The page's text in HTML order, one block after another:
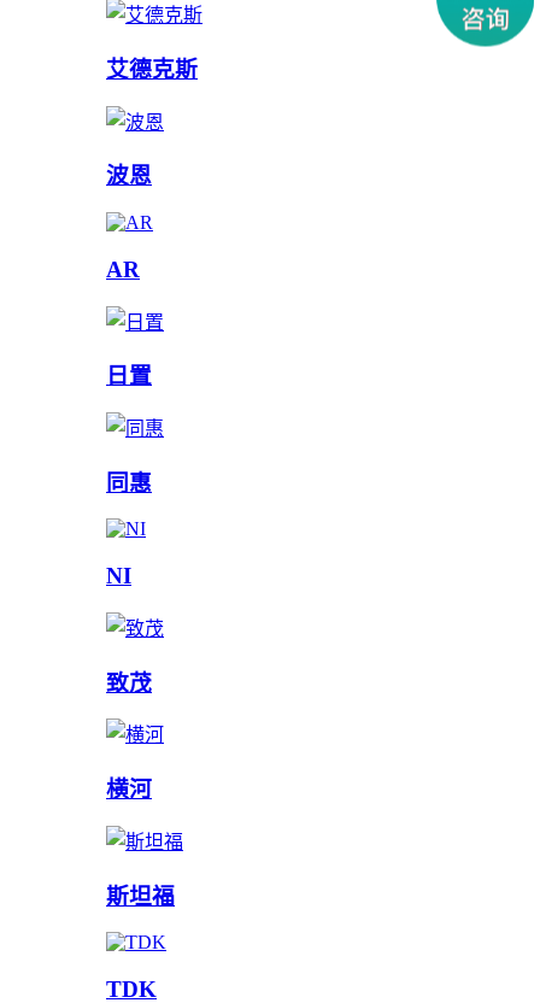
艾德克斯
波恩
AR
日置
同惠
NI
致茂
横河
斯坦福
TDK